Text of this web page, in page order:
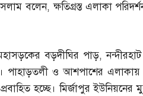
বলেন,ক্ষতিগ্রস্ত এলাকা
বড়দীঘির পাড়,
পাহাড়তলী ও আশপাশের এলাকায়
হচ্ছে। মির্জাপুর